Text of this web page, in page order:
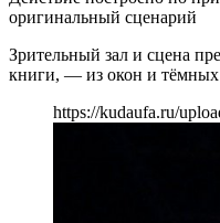
оригинальный сценарий
Зрительный зал и сцена
книги, — из окон и тёмных
https://kudaufa.ru/